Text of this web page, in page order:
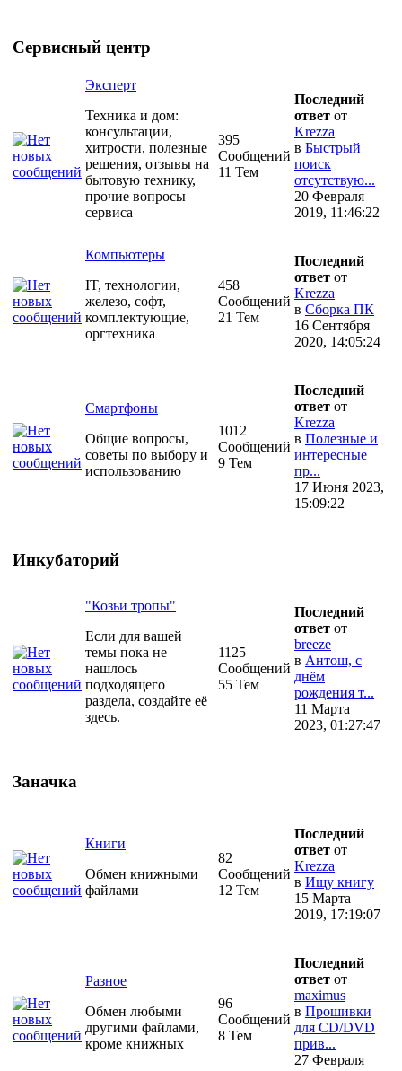
Сервисный центр
Эксперт
Техника и дом:
консультации,
хитрости, полезные
решения, отзывы на
бытовую технику,
прочие вопросы
сервиса
395
Сообщений
11 Тем
Последний
ответ от
Krezza
в Быстрый
поиск
отсутствую...
20 Февраля
2019, 11:46:22
Компьютеры
IT, технологии,
железо, софт,
комплектующие,
оргтехника
458
Сообщений
21 Тем
Последний
ответ от
Krezza
в Сборка ПК
16 Сентября
2020, 14:05:24
Смартфоны
Общие вопросы,
советы по выбору и
использованию
1012
Сообщений
9 Тем
Последний
ответ от
Krezza
в Полезные и
интересные
пр...
17 Июня 2023,
15:09:22
Инкубаторий
"Козьи тропы"
Если для вашей
темы пока не
нашлось
подходящего
раздела, создайте её
здесь.
1125
Сообщений
55 Тем
Последний
ответ от
breeze
в Антош, с
днём
рождения т...
11 Марта
2023, 01:27:47
Заначка
Книги
Обмен книжными
файлами
82
Сообщений
12 Тем
Последний
ответ от
Krezza
в Ищу книгу
15 Марта
2019, 17:19:07
Разное
Обмен любыми
другими файлами,
кроме книжных
96
Сообщений
8 Тем
Последний
ответ от
maximus
в Прошивки
для CD/DVD
прив...
27 Февраля